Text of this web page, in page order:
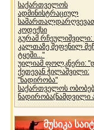
საქართველოს
ადმინისტრაციულ
კოდექსი
გურამ რჩეულიშვილი:
კალთაზე შეფენილ
ტყეში..."
უილიამ ფოლკნერი:
ქეთევან ჭილაშვილი:
"ნადირობა"
საქართველოს
ნადირობა(ნამდვილი
მუსიკა